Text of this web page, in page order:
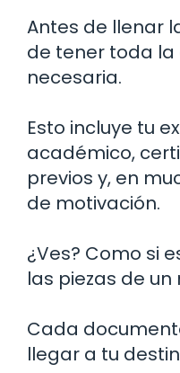
Antes de llenar
de tener toda
necesaria.
Esto incluye tu
académico,
previos y, en
de motivación.
¿Ves? Como si
las piezas de
Cada
llegar a tu